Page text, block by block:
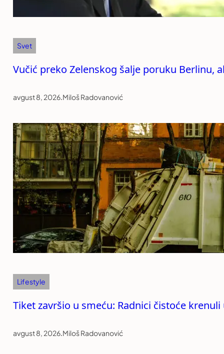
Svet
Vučić preko Zelenskog šalje poruku Berlinu,
avgust 8, 2026.Miloš Radovanović
Lifestyle
Tiket završio u smeću: Radnici čistoće
avgust 8, 2026.Miloš Radovanović